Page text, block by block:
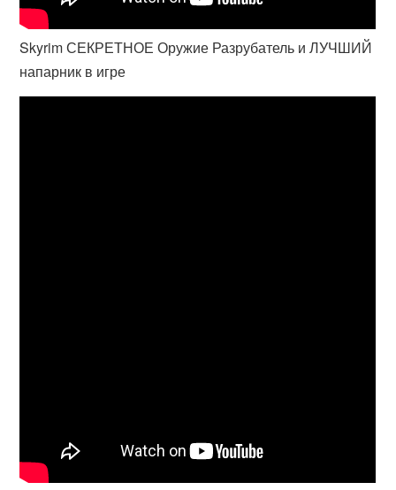
Skyrim СЕКРЕТНОЕ Оружие Разрубатель и ЛУЧШИЙ
напарник в игре